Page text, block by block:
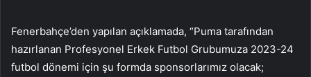
Fenerbahçe’den yapılan açıklamada, “Puma tarafından
hazırlanan Profesyonel Erkek Futbol Grubumuza 2023-24
futbol dönemi için şu formda sponsorlarımız olacak;